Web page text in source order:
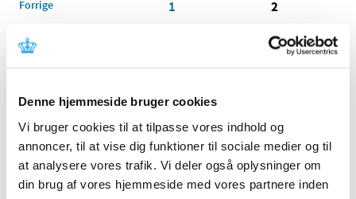
Denne hjemmeside bruger cookies
Vi bruger cookies til at tilpasse vores indhold og
annoncer, til at vise dig funktioner til sociale medier og til
at analysere vores trafik. Vi deler også oplysninger om
din brug af vores hjemmeside med vores partnere inden
Forrige 1 2
2026 (84)
2025 (158)
2024 (224)
2023 (195)